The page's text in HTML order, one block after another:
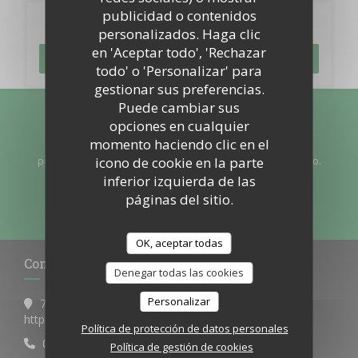
publicidad o contenidos
personalizados. Haga clic
en 'Aceptar todo', 'Rechazar
todo' o 'Personalizar' para
gestionar sus preferencias.
Puede cambiar sus
opciones en cualquier
momento haciendo clic en el
icono de cookie en la parte
inferior izquierda de las
páginas del sitio.
OK, aceptar todas
Denegar todas las cookies
Personalizar
Política de protección de datos personales
Política de gestión de cookies
Reserva
RESERVAR UNA MESA
Manténgase al día*
Suscríbase a nuestro boletín para recibir comunicaciones
personalizadas y ofertas de marketing por correo electrónico.
SUSCRIBIRSE
Contacto
785 route de Cazaux
http://google.com La teste de buch
05 56 54 10 27